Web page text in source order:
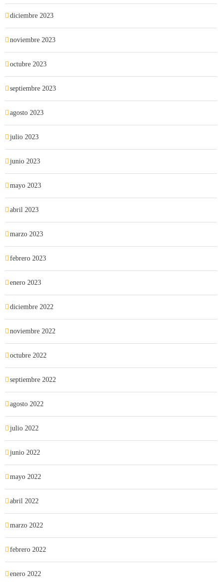
diciembre 2023
noviembre 2023
octubre 2023
septiembre 2023
agosto 2023
julio 2023
junio 2023
mayo 2023
abril 2023
marzo 2023
febrero 2023
enero 2023
diciembre 2022
noviembre 2022
octubre 2022
septiembre 2022
agosto 2022
julio 2022
junio 2022
mayo 2022
abril 2022
marzo 2022
febrero 2022
enero 2022